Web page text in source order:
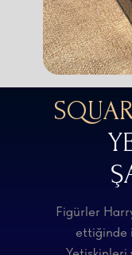
Figürler
ettiğinde